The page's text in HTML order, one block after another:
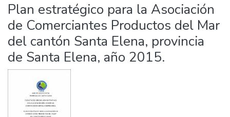
Plan estratégico para la Asociación
de Comerciantes Productos del Mar
del cantón Santa Elena, provincia
de Santa Elena, año 2015.